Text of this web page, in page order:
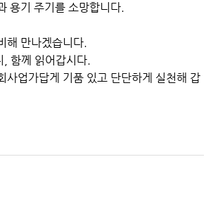
용기 주기를 소망합니다.
해 만나겠습니다.
, 함께 읽어갑시다.
사업가답게 기품 있고 단단하게 실천해 갑